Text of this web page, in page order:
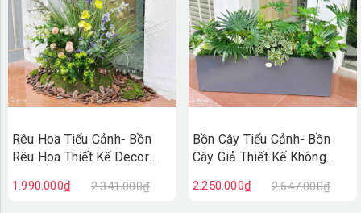
Rêu Hoa Tiểu Cảnh- Bồn
Rêu Hoa Thiết Kế Decor
(30X40X75cm)- RC131
1.990.000₫ 2.341.000₫
Bồn Cây Tiểu Cảnh- Bồn
Cây Giả Thiết Kế Không
(120X50X90CM) - BC243
2.250.000₫ 2.647.000₫